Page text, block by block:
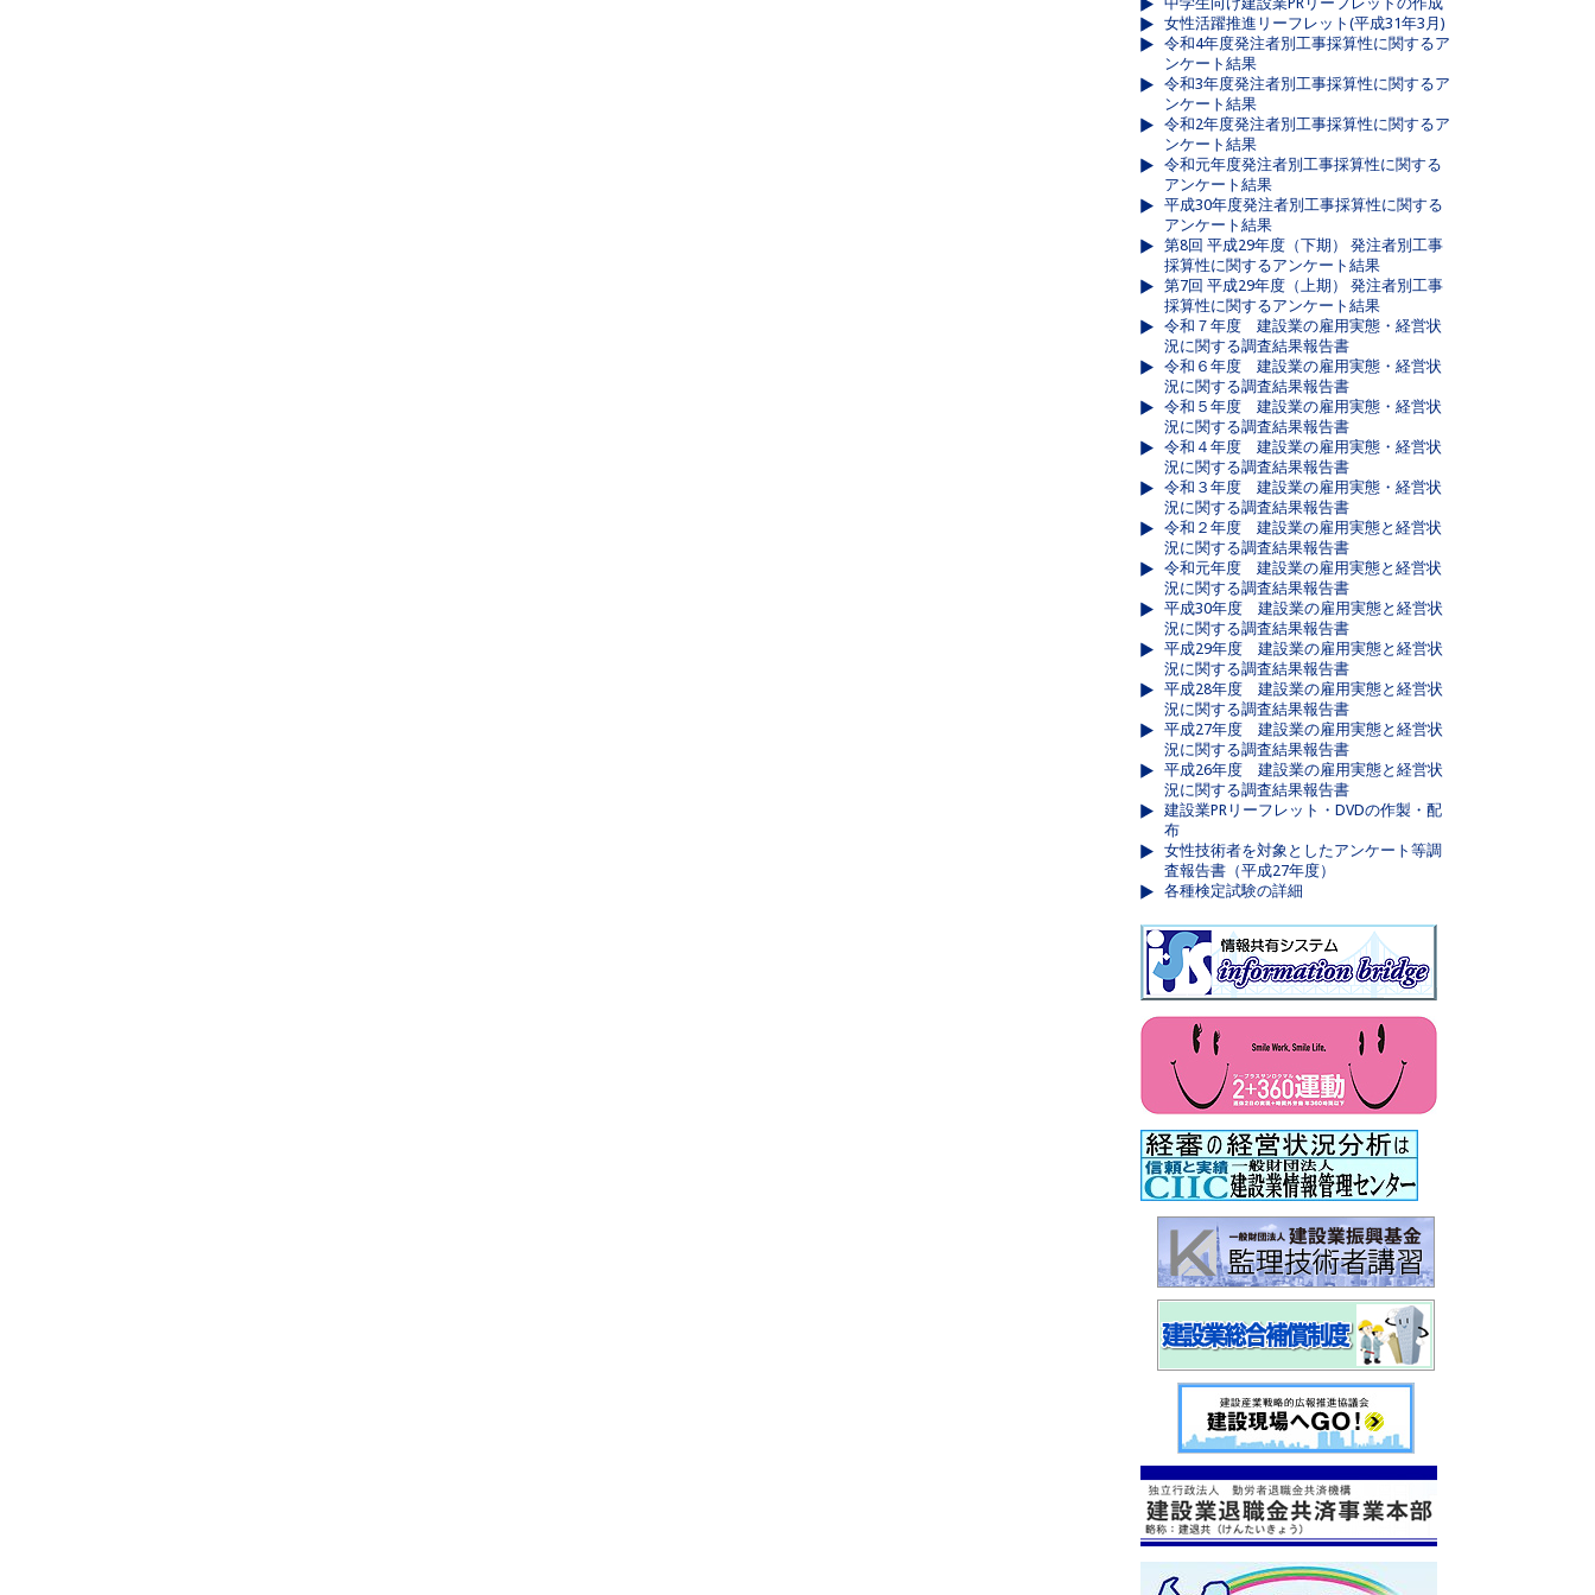
女性活躍推進リーフレット(平成31年3月)
令和4年度発注者別工事採算性に関するア
ンケート結果
令和3年度発注者別工事採算性に関するア
ンケート結果
令和2年度発注者別工事採算性に関するア
ンケート結果
令和元年度発注者別工事採算性に関する
アンケート結果
平成30年度発注者別工事採算性に関する
アンケート結果
第8回 平成29年度（下期） 発注者別工事
採算性に関するアンケート結果
第7回 平成29年度（上期） 発注者別工事
採算性に関するアンケート結果
令和７年度 建設業の雇用実態・経営状
況に関する調査結果報告書
令和６年度 建設業の雇用実態・経営状
況に関する調査結果報告書
令和５年度 建設業の雇用実態・経営状
況に関する調査結果報告書
令和４年度 建設業の雇用実態・経営状
況に関する調査結果報告書
令和３年度 建設業の雇用実態・経営状
況に関する調査結果報告書
令和２年度 建設業の雇用実態と経営状
況に関する調査結果報告書
令和元年度 建設業の雇用実態と経営状
況に関する調査結果報告書
平成30年度 建設業の雇用実態と経営状
況に関する調査結果報告書
平成29年度 建設業の雇用実態と経営状
況に関する調査結果報告書
平成28年度 建設業の雇用実態と経営状
況に関する調査結果報告書
平成27年度 建設業の雇用実態と経営状
況に関する調査結果報告書
平成26年度 建設業の雇用実態と経営状
況に関する調査結果報告書
建設業PRリーフレット・DVDの作製・配
布
女性技術者を対象としたアンケート等調
査報告書（平成27年度）
各種検定試験の詳細